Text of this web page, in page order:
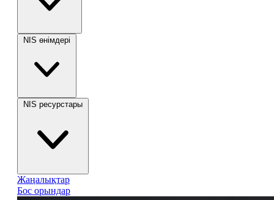
NIS өнімдері
NIS ресурстары
Жаңалықтар
Бос орындар